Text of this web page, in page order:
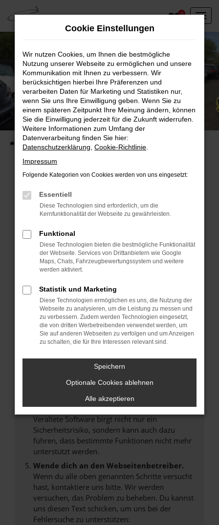
Zum
Hauptinhalt
springen
0
Unser Fahrzeugbestand vor Ort
Entdecken Sie unsere sofort verfügbaren
Fahrzeugangebote
Fehler: Network Error
Beim Laden ist ein Fehler aufgetreten.
Hier sind ein paar Tipps, die dir helfen können:
Überprüfe deine Firewall und deine
Internetverbindung.
Laden andere Webseiten, zum Beispiel deine
Suchmaschine?
Manche Erweiterungen, wie Werbeblocker,
können das Laden bestimmter Seiten
verhindern. Funktioniert die Seite in einem
anderen Browser oder in einem privaten
Fenster?
Das kann manchmal helfen, vorübergehende
Probleme zu beheben.
Stelle sicher, dass dein Browser und dein
Betriebssystem auf dem neuesten Stand
sind.
Veraltete Software birgt nicht nur ein
Sicherheitsrisiko, sondern kann auch dazu
führen, dass bestimmte Funktionen nicht mehr
unterstützt werden.
Wende dich an den Webseitenbetreiber.
Wenn du alle oben genannten Schritte versucht
hast, kontaktiere uns bitte. Wir werden
versuchen, das Problem zu beheben. Du kannst
uns diesen Text schicken, um uns bei der
Fehlersuche zu unterstützen:
Cookie Einstellungen
Wir nutzen Cookies, um Ihnen die bestmögliche
Nutzung unserer Webseite zu ermöglichen und unsere
Kommunikation mit Ihnen zu verbessern. Wir
berücksichtigen hierbei Ihre Präferenzen und
verarbeiten Daten für Marketing und Statistiken nur,
wenn Sie uns Ihre Einwilligung geben. Wenn Sie zu
einem späteren Zeitpunkt Ihre Meinung ändern, können
Sie die Einwilligung jederzeit für die Zukunft widerrufen.
Weitere Informationen zum Umfang der
Datenverarbeitung finden Sie hier:
Datenschutzerklärung Cookie-Richtlinie
Impressum
Folgende Kategorien von Cookies werden von uns eingesetzt:
Essentiell
Diese Technologien sind erforderlich, um die
Kernfunktionalität der Webseite zu gewährleisten.
Funktional
Diese Technologien bieten die bestmögliche Funktionalität
der Webseite. Services von Drittanbietern wie Google
Maps, Chats, Fahrzeugbewertungssystem und weitere
werden aktiviert.
Statistik und Marketing
Diese Technologien ermöglichen es uns, die Nutzung der
Webseite zu analysieren, um die Leistung zu messen und
zu verbessern. Zudem werden Technologien eingesetzt,
die von dritten Werbetreibenden verwendet werden, um
Sie auf anderen Webseiten zu verfolgen und um Anzeigen
zu schalten, die für Ihre Interessen relevant sind.
Speichern
Optionale Cookies ablehnen
Alle akzeptieren